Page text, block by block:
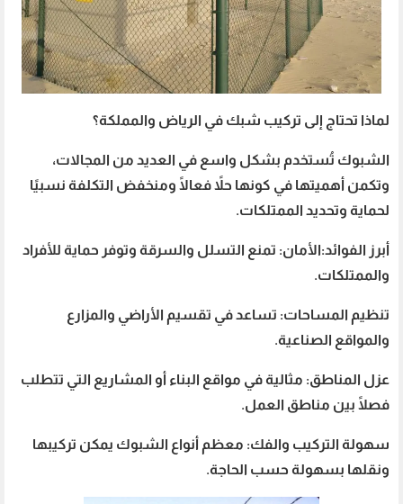
لماذا تحتاج إلى تركيب شبك في الرياض والمملكة؟
الشبوك تُستخدم بشكل واسع في العديد من المجالات،
وتكمن أهميتها في كونها حلاً فعالًا ومنخفض التكلفة نسبيًا
لحماية وتحديد الممتلكات.
أبرز الفوائد:الأمان: تمنع التسلل والسرقة وتوفر حماية للأفراد
والممتلكات.
تنظيم المساحات: تساعد في تقسيم الأراضي والمزارع
والمواقع الصناعية.
عزل المناطق: مثالية في مواقع البناء أو المشاريع التي تتطلب
فصلًا بين مناطق العمل.
سهولة التركيب والفك: معظم أنواع الشبوك يمكن تركيبها
ونقلها بسهولة حسب الحاجة.